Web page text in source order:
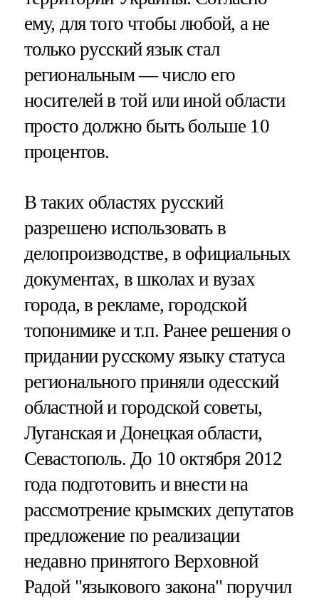
ему, для того чтобы любой, а не
только русский язык стал
региональным — число его
носителей в той или иной области
просто должно быть больше 10
процентов.
В таких областях русский
разрешено использовать в
делопроизводстве, в официальных
документах, в школах и вузах
города, в рекламе, городской
топонимике и т.п. Ранее решения о
придании русскому языку статуса
регионального приняли одесский
областной и городской советы,
Луганская и Донецкая области,
Севастополь. До 10 октября 2012
года подготовить и внести на
рассмотрение крымских депутатов
предложение по реализации
недавно принятого Верховной
Радой "языкового закона" поручил